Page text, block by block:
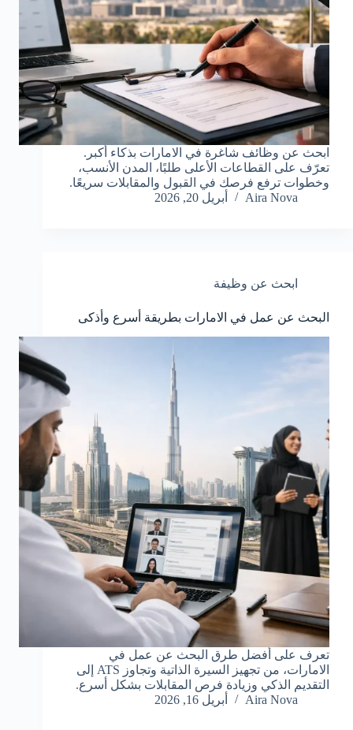
ابحث عن وظائف شاغرة في الامارات بذكاء أكبر.
تعرّف على القطاعات الأعلى طلبًا، المدن الأنسب،
وخطوات ترفع فرصك في القبول والمقابلات سريعًا.
Aira Nova
أبريل 20, 2026
ابحث عن وظيفة
البحث عن عمل في الامارات بطريقة أسرع وأذكى
تعرف على أفضل طرق البحث عن عمل في
الامارات، من تجهيز السيرة الذاتية وتجاوز ATS إلى
التقديم الذكي وزيادة فرص المقابلات بشكل أسرع.
Aira Nova
أبريل 16, 2026